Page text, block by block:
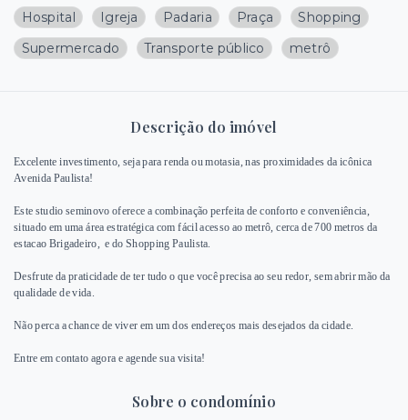
Hospital
Igreja Padaria Praça
Shopping
Supermercado
Transporte público metrô
Descrição do imóvel
Excelente investimento, seja para renda ou motasia, nas proximidades da icônica
Avenida Paulista!
Este studio seminovo oferece a combinação perfeita de conforto e conveniência,
situado em uma área estratégica com fácil acesso ao metrô, cerca de 700 metros da
estacao Brigadeiro, e do Shopping Paulista.
Desfrute da praticidade de ter tudo o que você precisa ao seu redor, sem abrir mão da
qualidade de vida.
Não perca a chance de viver em um dos endereços mais desejados da cidade.
Entre em contato agora e agende sua visita!
Sobre o condomínio